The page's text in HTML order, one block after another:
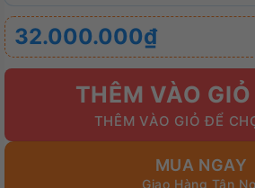
32.000.000₫
THÊM VÀO
MUA NGAY